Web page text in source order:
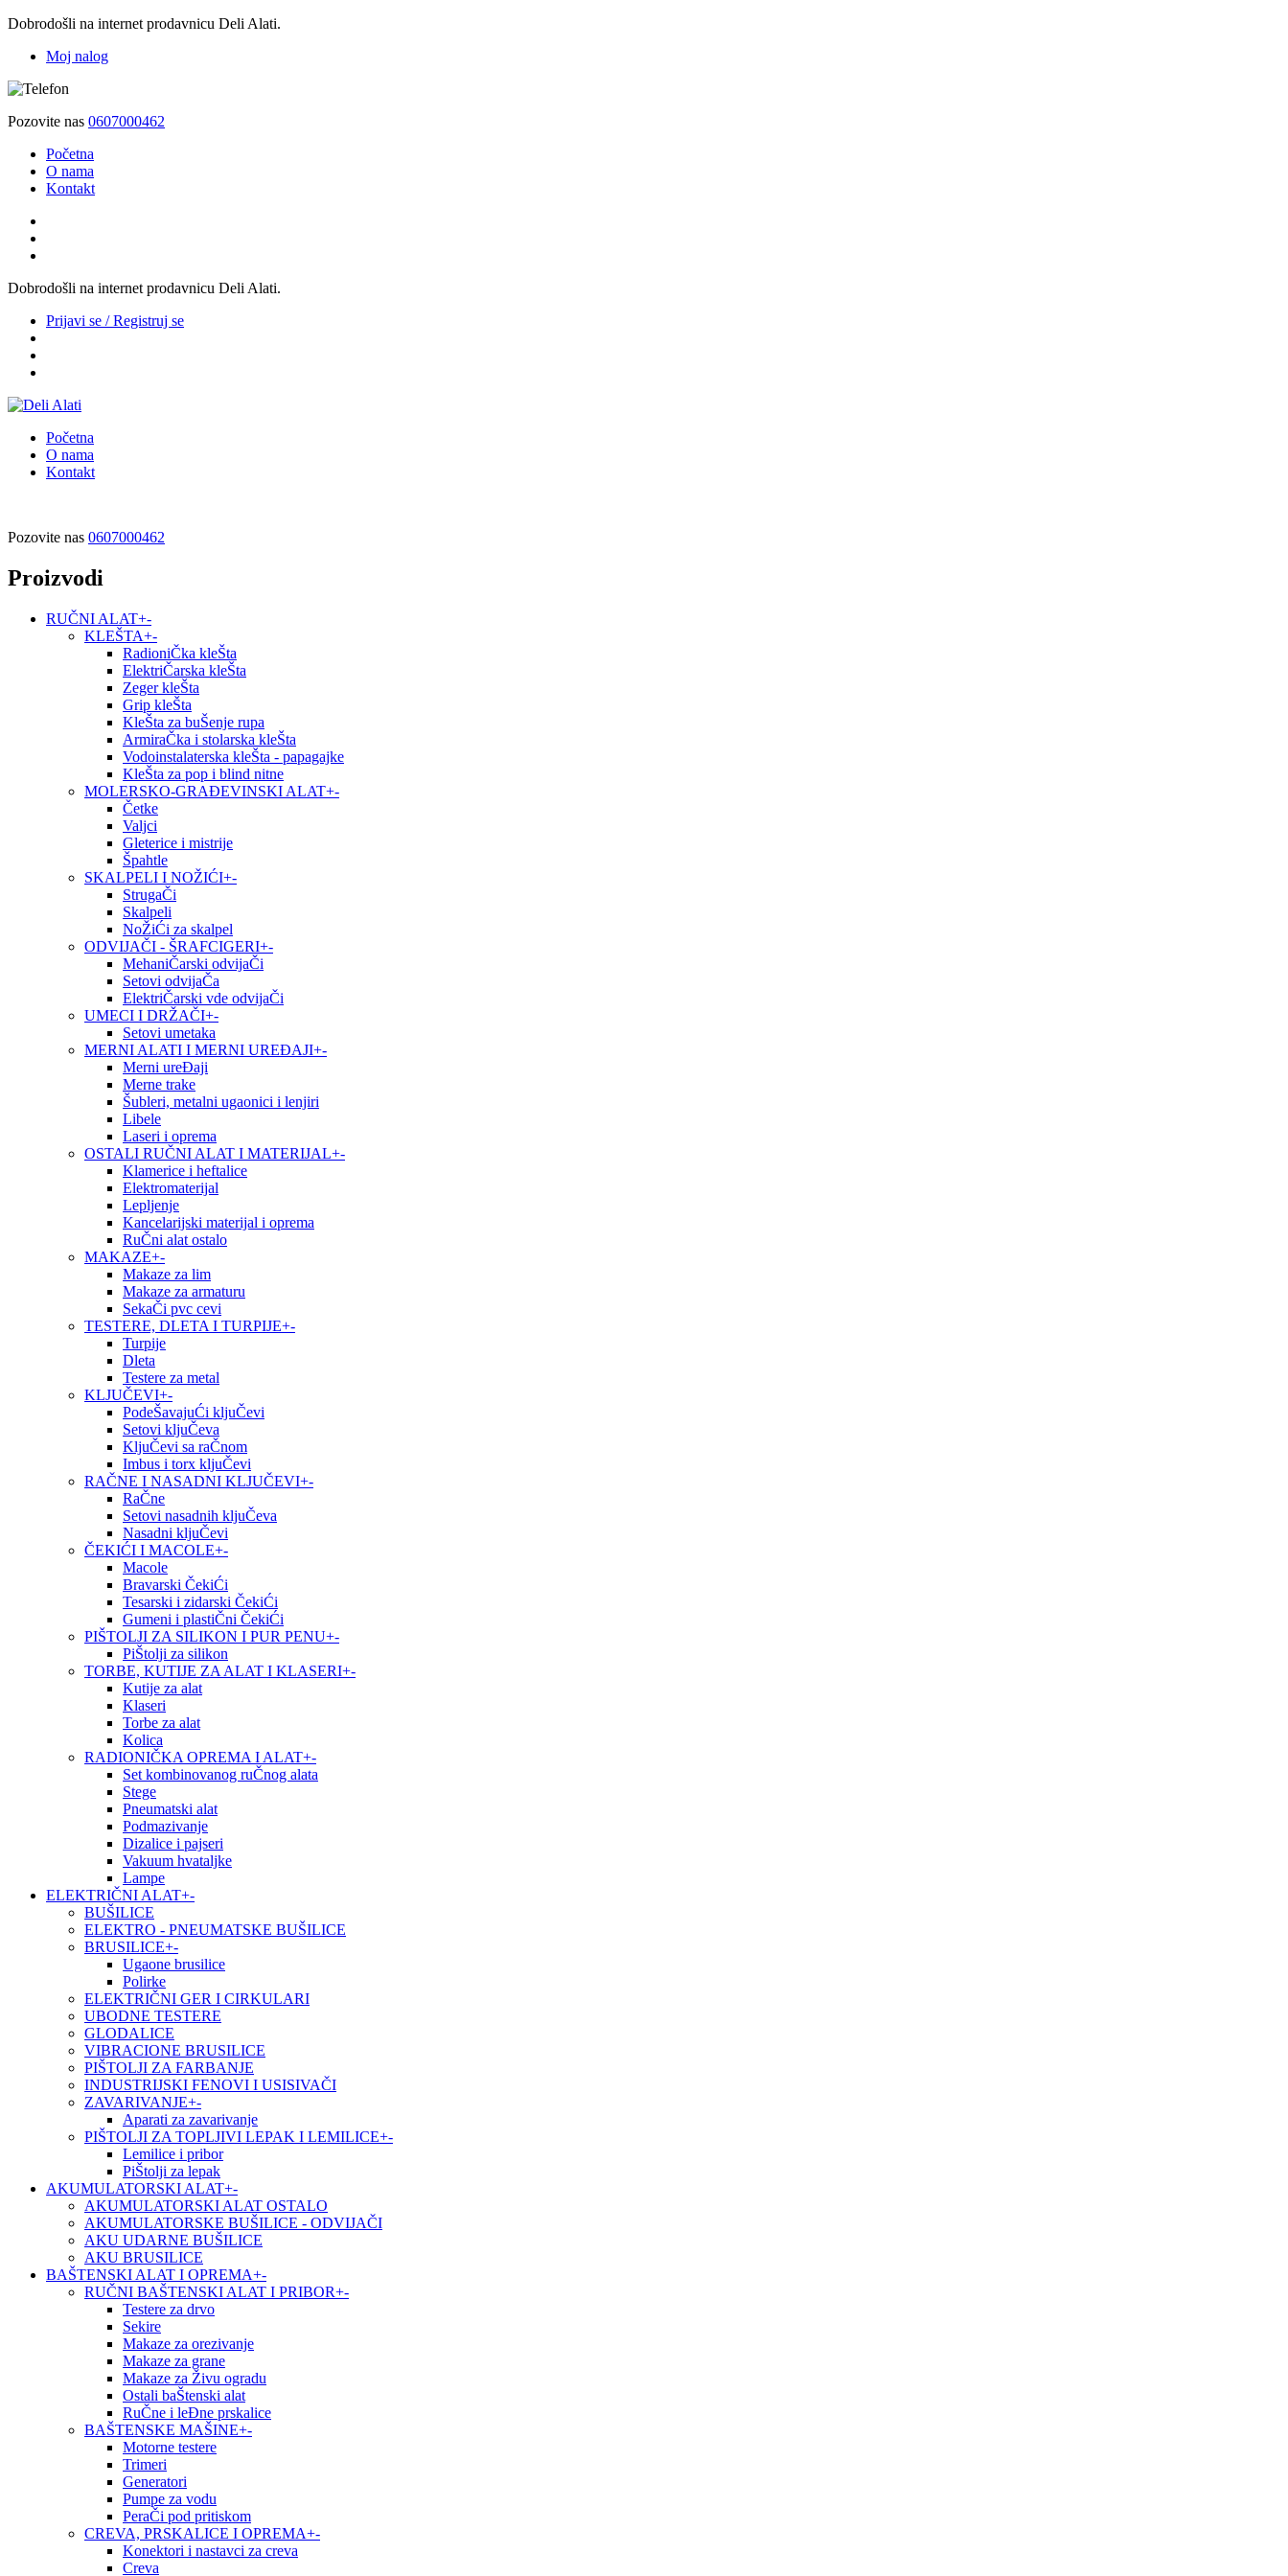
Dobrodošli na internet prodavnicu Deli Alati.
Moj nalog
Pozovite nas 0607000462
Početna
O nama
Kontakt
Dobrodošli na internet prodavnicu Deli Alati.
Prijavi se / Registruj se
Početna
O nama
Kontakt
Pozovite nas 0607000462
Proizvodi
RUČNI ALAT+-
KLEŠTA+-
RadioniČka kleŠta
ElektriČarska kleŠta
Zeger kleŠta
Grip kleŠta
KleŠta za buŠenje rupa
ArmiraČka i stolarska kleŠta
Vodoinstalaterska kleŠta - papagajke
KleŠta za pop i blind nitne
MOLERSKO-GRAĐEVINSKI ALAT+-
Četke
Valjci
Gleterice i mistrije
Špahtle
SKALPELI I NOŽIĆI+-
StrugaČi
Skalpeli
NoŽiĆi za skalpel
ODVIJAČI - ŠRAFCIGERI+-
MehaniČarski odvijaČi
Setovi odvijaČa
ElektriČarski vde odvijaČi
UMECI I DRŽAČI+-
Setovi umetaka
MERNI ALATI I MERNI UREĐAJI+-
Merni ureĐaji
Merne trake
Šubleri, metalni ugaonici i lenjiri
Libele
Laseri i oprema
OSTALI RUČNI ALAT I MATERIJAL+-
Klamerice i heftalice
Elektromaterijal
Lepljenje
Kancelarijski materijal i oprema
RuČni alat ostalo
MAKAZE+-
Makaze za lim
Makaze za armaturu
SekaČi pvc cevi
TESTERE, DLETA I TURPIJE+-
Turpije
Dleta
Testere za metal
KLJUČEVI+-
PodeŠavajuĆi kljuČevi
Setovi kljuČeva
KljuČevi sa raČnom
Imbus i torx kljuČevi
RAČNE I NASADNI KLJUČEVI+-
RaČne
Setovi nasadnih kljuČeva
Nasadni kljuČevi
ČEKIĆI I MACOLE+-
Macole
Bravarski ČekiĆi
Tesarski i zidarski ČekiĆi
Gumeni i plastiČni ČekiĆi
PIŠTOLJI ZA SILIKON I PUR PENU+-
PiŠtolji za silikon
TORBE, KUTIJE ZA ALAT I KLASERI+-
Kutije za alat
Klaseri
Torbe za alat
Kolica
RADIONIČKA OPREMA I ALAT+-
Set kombinovanog ruČnog alata
Stege
Pneumatski alat
Podmazivanje
Dizalice i pajseri
Vakuum hvataljke
Lampe
ELEKTRIČNI ALAT+-
BUŠILICE
ELEKTRO - PNEUMATSKE BUŠILICE
BRUSILICE+-
Ugaone brusilice
Polirke
ELEKTRIČNI GER I CIRKULARI
UBODNE TESTERE
GLODALICE
VIBRACIONE BRUSILICE
PIŠTOLJI ZA FARBANJE
INDUSTRIJSKI FENOVI I USISIVAČI
ZAVARIVANJE+-
Aparati za zavarivanje
PIŠTOLJI ZA TOPLJIVI LEPAK I LEMILICE+-
Lemilice i pribor
PiŠtolji za lepak
AKUMULATORSKI ALAT+-
AKUMULATORSKI ALAT OSTALO
AKUMULATORSKE BUŠILICE - ODVIJAČI
AKU UDARNE BUŠILICE
AKU BRUSILICE
BAŠTENSKI ALAT I OPREMA+-
RUČNI BAŠTENSKI ALAT I PRIBOR+-
Testere za drvo
Sekire
Makaze za orezivanje
Makaze za grane
Makaze za Živu ogradu
Ostali baŠtenski alat
RuČne i leĐne prskalice
BAŠTENSKE MAŠINE+-
Motorne testere
Trimeri
Generatori
Pumpe za vodu
PeraČi pod pritiskom
CREVA, PRSKALICE I OPREMA+-
Konektori i nastavci za creva
Creva